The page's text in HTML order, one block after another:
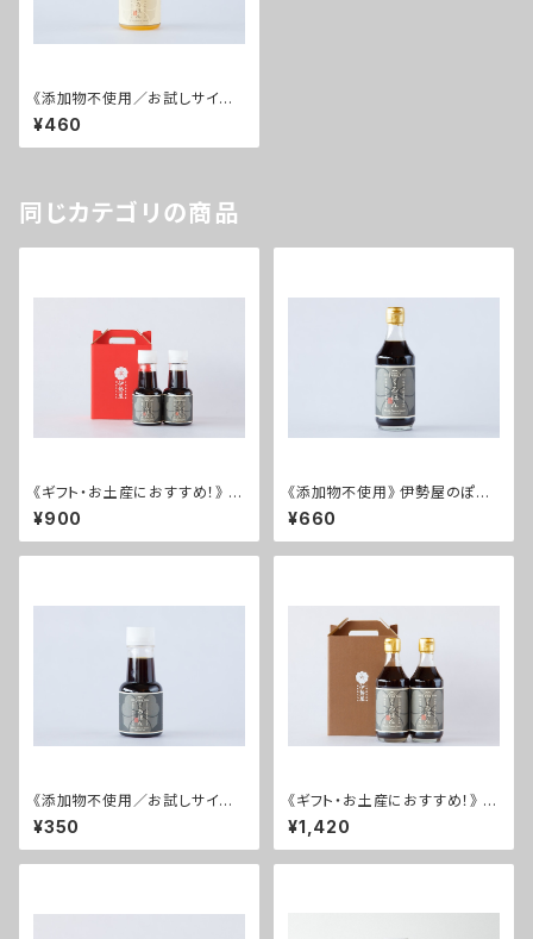
《添加物不使用／お試しサイ
ズ！》 伊勢屋のぽん酢 しろぽん
ミニ
¥460
同じカテゴリの商品
《ギフト・お土産におすすめ！》 く
ろぽんミニ 2本セット
¥900
《添加物不使用》 伊勢屋のぽん
酢 くろぽん
¥660
《添加物不使用／お試しサイ
ズ！》 伊勢屋のぽん酢 くろぽんミ
ニ
¥350
《ギフト・お土産におすすめ！》 く
ろぽん 2本セット
¥1,420